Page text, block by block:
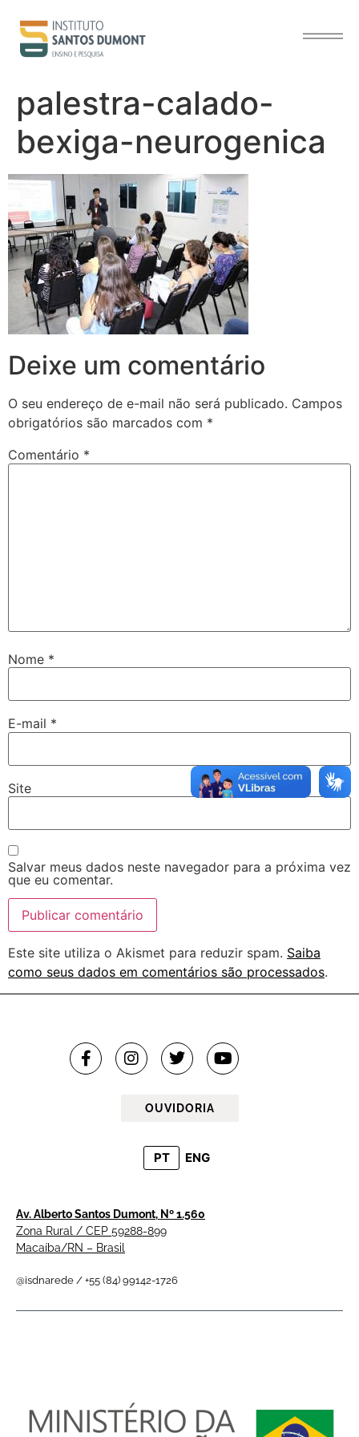
conteúdo
palestra-calado-
bexiga-neurogenica
Deixe um comentário
O seu endereço de e-mail não será publicado. Campos
obrigatórios são marcados com *
Comentário *
Nome *
E-mail *
Site
Salvar meus dados neste navegador para a próxima vez
que eu comentar.
Este site utiliza o Akismet para reduzir spam. Saiba
como seus dados em comentários são processados.
OUVIDORIA
PT ENG
Av. Alberto Santos Dumont, Nº 1.560
Zona Rural / CEP 59288-899
Macaíba/RN – Brasil
@isdnarede / +55 (84) 99142-1726